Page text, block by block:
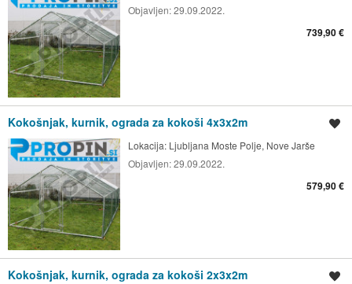
Objavljen:29.09.2022.
739,90 €
Kokošnjak, kurnik, ograda za kokoši 4x3x2m
Lokacija: Ljubljana Moste Polje, Nove Jarše
Objavljen:29.09.2022.
579,90 €
Kokošnjak, kurnik, ograda za kokoši 2x3x2m